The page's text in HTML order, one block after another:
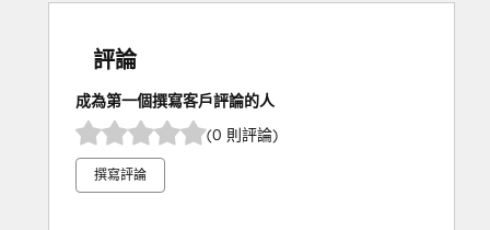
評論
成為第一個撰寫客戶評論的人
(0 則評論)
撰寫評論